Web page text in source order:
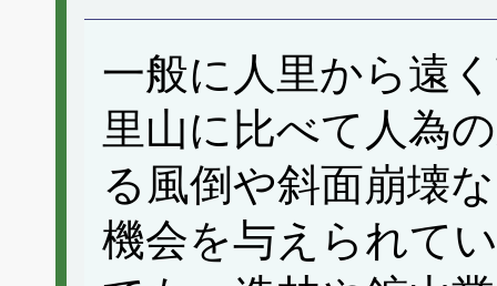
一般に人里から遠
里山に比べて人為
る風倒や斜面崩壊
機会を与えられて